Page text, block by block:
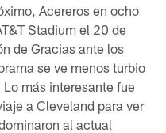
Acereros en ocho
Stadium el 20 de
de Gracias ante los
se ve menos turbio
más interesante fue
a Cleveland para ver
al actual